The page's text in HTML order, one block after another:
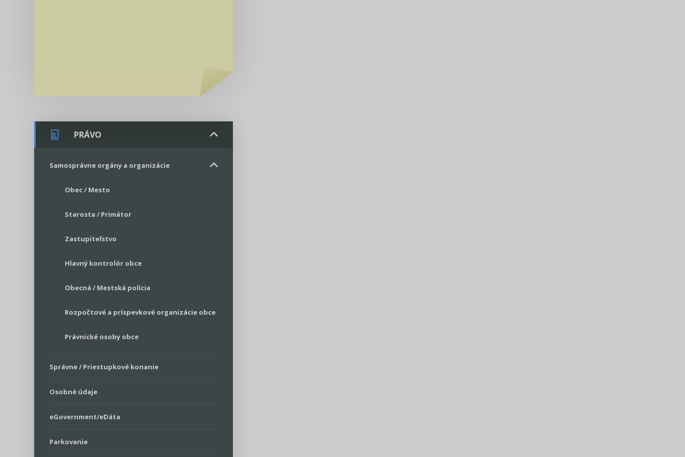
PRÁVO
Samosprávne orgány a organizácie
Obec / Mesto
Starosta / Primátor
Zastupiteľstvo
Hlavný kontrolór obce
Obecná / Mestská polícia
Rozpočtové a príspevkové organizácie obce
Právnické osoby obce
Správne / Priestupkové konanie
Osobné údaje
eGovernment/eDáta
Parkovanie